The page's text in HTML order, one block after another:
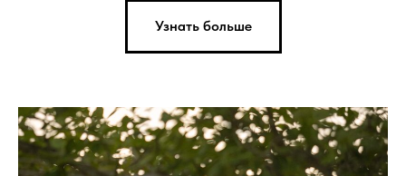
Узнать больше